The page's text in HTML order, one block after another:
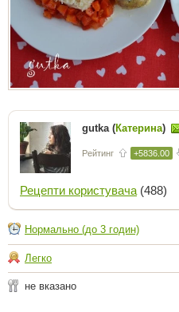
gutka (Катерина)
Рейтинг +5836.00
Рецепти користувача (488)
Нормально (до 3 годин)
Легко
не вказано